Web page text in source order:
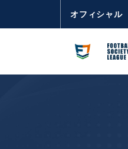
オフィシャル